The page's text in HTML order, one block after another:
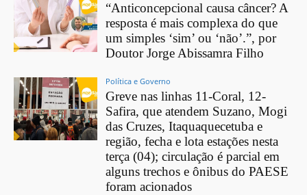
“Anticoncepcional causa câncer? A
resposta é mais complexa do que
um simples ‘sim’ ou ‘não’.”, por
Doutor Jorge Abissamra Filho
Política e Governo
Greve nas linhas 11-Coral, 12-
Safira, que atendem Suzano, Mogi
das Cruzes, Itaquaquecetuba e
região, fecha e lota estações nesta
terça (04); circulação é parcial em
alguns trechos e ônibus do PAESE
foram acionados